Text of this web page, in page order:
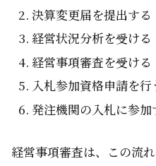
決算変更届を提出する
経営状況分析を受ける
経営事項審査を受ける
入札参加資格申請を行
発注機関の入札に参加
経営事項審査は、この流れ